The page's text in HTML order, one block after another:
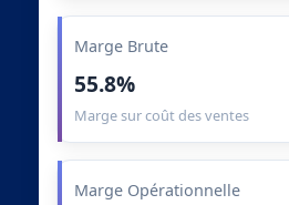
Marge Brute
55.8%
Marge sur coût des ventes
Marge Opérationnelle